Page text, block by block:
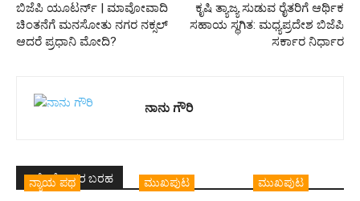
ಬಿಜೆಪಿ ಯೂಟರ್ನ್‌ | ಮಾವೋವಾದಿ
ಚಿಂತನೆಗೆ ಮನಸೋತು ನಗರ ನಕ್ಸಲ್
ಆದರೆ ಪ್ರಧಾನಿ ಮೋದಿ?
ಕೃಷಿ ತ್ಯಾಜ್ಯ ಸುಡುವ ರೈತರಿಗೆ ಆರ್ಥಿಕ
ಸಹಾಯ ಸ್ಥಗಿತ: ಮಧ್ಯಪ್ರದೇಶ ಬಿಜೆಪಿ
ಸರ್ಕಾರ ನಿರ್ಧಾರ
ನಾನು ಗೌರಿ
ಇದೇ ಲೇಖಕರ ಬರಹ
ನ್ಯಾಯ ಪಥ ಮುಖಪುಟ ಮುಖಪುಟ